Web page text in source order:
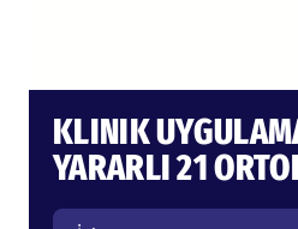
KLINIK
YARARLI 21